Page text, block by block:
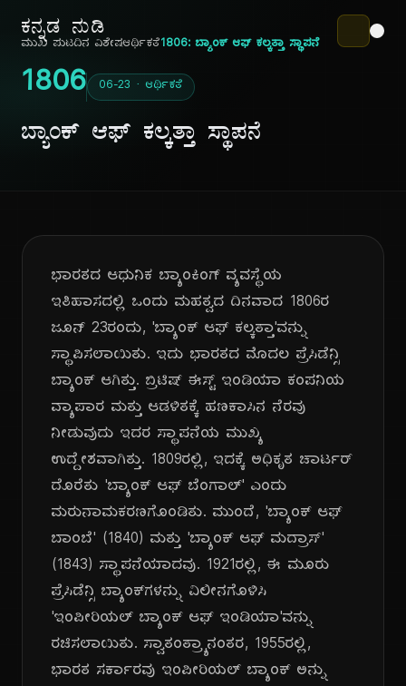
ಕನ್ನಡ ನುಡಿ
ಮುಖ ಪುಟದಿನ ವಿಶೇಷಆರ್ಥಿಕತೆ1806: ಬ್ಯಾಂಕ್ ಆಫ್ ಕಲ್ಕತ್ತಾ ಸ್ಥಾಪನೆ
1806 06-23 · ಆರ್ಥಿಕತೆ
ಬ್ಯಾಂಕ್ ಆಫ್ ಕಲ್ಕತ್ತಾ ಸ್ಥಾಪನೆ
ಭಾರತದ ಆಧುನಿಕ ಬ್ಯಾಂಕಿಂಗ್ ವ್ಯವಸ್ಥೆಯ
ಇತಿಹಾಸದಲ್ಲಿ ಒಂದು ಮಹತ್ವದ ದಿನವಾದ 1806ರ
ಜೂನ್ 23ರಂದು, 'ಬ್ಯಾಂಕ್ ಆಫ್ ಕಲ್ಕತ್ತಾ'ವನ್ನು
ಸ್ಥಾಪಿಸಲಾಯಿತು. ಇದು ಭಾರತದ ಮೊದಲ ಪ್ರೆಸಿಡೆನ್ಸಿ
ಬ್ಯಾಂಕ್ ಆಗಿತ್ತು. ಬ್ರಿಟಿಷ್ ಈಸ್ಟ್ ಇಂಡಿಯಾ ಕಂಪನಿಯ
ವ್ಯಾಪಾರ ಮತ್ತು ಆಡಳಿತಕ್ಕೆ ಹಣಕಾಸಿನ ನೆರವು
ನೀಡುವುದು ಇದರ ಸ್ಥಾಪನೆಯ ಮುಖ್ಯ
ಉದ್ದೇಶವಾಗಿತ್ತು. 1809ರಲ್ಲಿ, ಇದಕ್ಕೆ ಅಧಿಕೃತ ಚಾರ್ಟರ್
ದೊರೆತು 'ಬ್ಯಾಂಕ್ ಆಫ್ ಬೆಂಗಾಲ್' ಎಂದು
ಮರುನಾಮಕರಣಗೊಂಡಿತು. ಮುಂದೆ, 'ಬ್ಯಾಂಕ್ ಆಫ್
ಬಾಂಬೆ' (1840) ಮತ್ತು 'ಬ್ಯಾಂಕ್ ಆಫ್ ಮದ್ರಾಸ್'
(1843) ಸ್ಥಾಪನೆಯಾದವು. 1921ರಲ್ಲಿ, ಈ ಮೂರು
ಪ್ರೆಸಿಡೆನ್ಸಿ ಬ್ಯಾಂಕ್‌ಗಳನ್ನು ವಿಲೀನಗೊಳಿಸಿ
'ಇಂಪೀರಿಯಲ್ ಬ್ಯಾಂಕ್ ಆಫ್ ಇಂಡಿಯಾ'ವನ್ನು
ರಚಿಸಲಾಯಿತು. ಸ್ವಾತಂತ್ರ್ಯಾನಂತರ, 1955ರಲ್ಲಿ,
ಭಾರತ ಸರ್ಕಾರವು ಇಂಪೀರಿಯಲ್ ಬ್ಯಾಂಕ್ ಅನ್ನು